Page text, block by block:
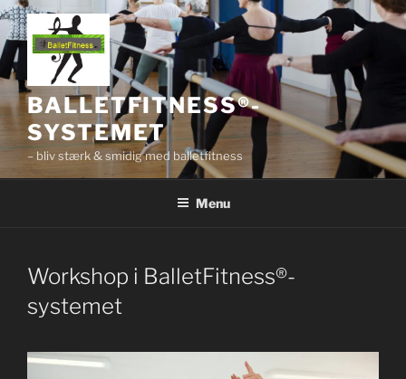
Videre
til
indhold
BALLETFITNESS®-
SYSTEMET
– bliv stærk & smidig med balletfitness
Menu
Workshop i BalletFitness®-
systemet